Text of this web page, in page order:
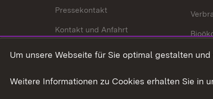
Pressekontakt
Kontakt und Anfahrt
Um unsere Webseite für Sie optimal gestalten
Weitere Informationen zu Cookies erhalten Sie in